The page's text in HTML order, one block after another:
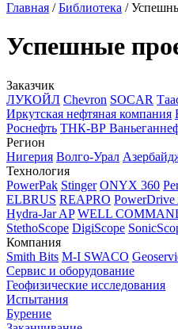
Главная /Библиотека /
Успешные
Заказчик
ЛУКОЙЛ Chevron SOCAR
Иркутская нефтяная компания
Роснефть ТНК-ВР
Регион
Нигерия Волго-Урал
Технология
PowerPak Stinger ONYX 360
ELBRUS REAPRO PowerDrive
Hydra-Jar AP WELL
StethoScope DigiScope
Компания
Smith Bits M-I SWACO
Сервис и оборудование
Геофизические исследования
Испытания
Бурение